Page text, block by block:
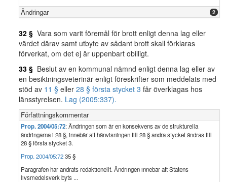
Ändringar 2
32 § Vara som varit föremål för brott enligt denna lag eller
värdet därav samt utbyte av sådant brott skall förklaras
förverkat, om det ej är uppenbart obilligt.
33 § Beslut av en kommunal nämnd enligt denna lag eller av
en besiktningsveterinär enligt föreskrifter som meddelats med
stöd av 11 § eller 28 § första stycket 3 får överklagas hos
länsstyrelsen. Lag (2005:337).
Författningskommentar
Prop. 2004/05:72: Ändringen som är en konsekvens av de strukturella
ändringarna i 28 §, innebär att hänvisningen till 28 § andra stycket ändras till
28 § första stycket 3.
Prop. 2004/05:7235 §
Paragrafen har ändrats redaktionellt. Ändringen innebär att Statens
livsmedelsverk byts ...